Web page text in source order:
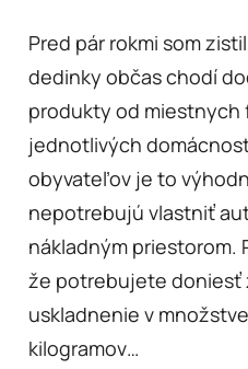
Pred pár rokmi som
dedinky občas chodí
produkty od miestnych
jednotlivých
obyvateľov je to
nepotrebujú vlastniť
nákladným priestorom.
že potrebujete doniesť
uskladnenie v
kilogramov…